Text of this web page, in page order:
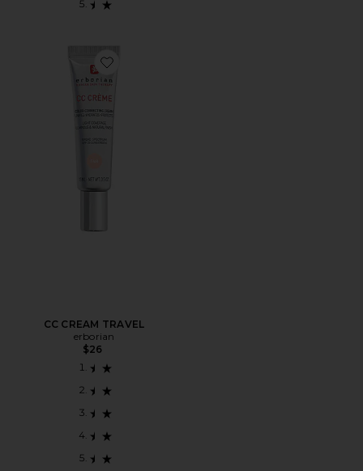
Favorite CC CREAM TRAVEL
CC CREAM TRAVEL
erborian
$26